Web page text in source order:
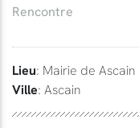
Rencontre
Lieu: Mairie de Ascain
Ville: Ascain